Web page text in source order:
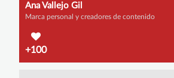
Ana Vallejo Gil
Marca personal y creadores de contenido
+100